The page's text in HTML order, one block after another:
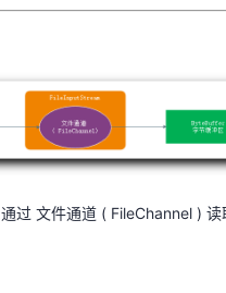
通过 文件通道 ( FileChannel )